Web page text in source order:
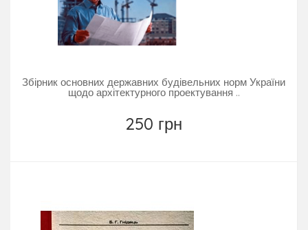
Збірник основних державних будівельних норм України
щодо архітектурного проектування ..
250 грн